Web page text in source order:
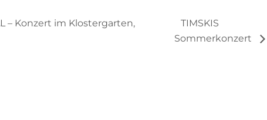
– Konzert im Klostergarten,
TIMSKIS
Sommerkonzert